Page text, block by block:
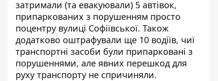
затримали (та евакуювали) 5 автівок,
припаркованих з порушенням просто
поцентру вулиці Софіївської. Також
додатково оштрафували ще 10 водіїв, чиї
транспортні засоби були припарковані з
порушеннями, але явних перешкод для
руху транспорту не спричиняли.